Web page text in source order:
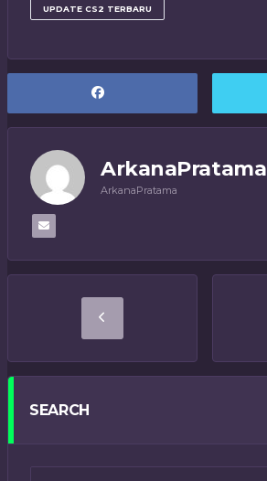
UPDATE CS2 TERBARU
ArkanaPratama
ArkanaPratama
SEARCH